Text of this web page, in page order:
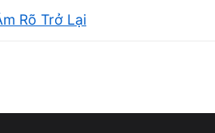
nhân khá phổ biến và có thể
Rõ Trở Lại